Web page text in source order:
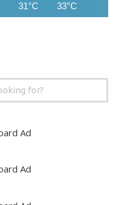
31°C 33°C